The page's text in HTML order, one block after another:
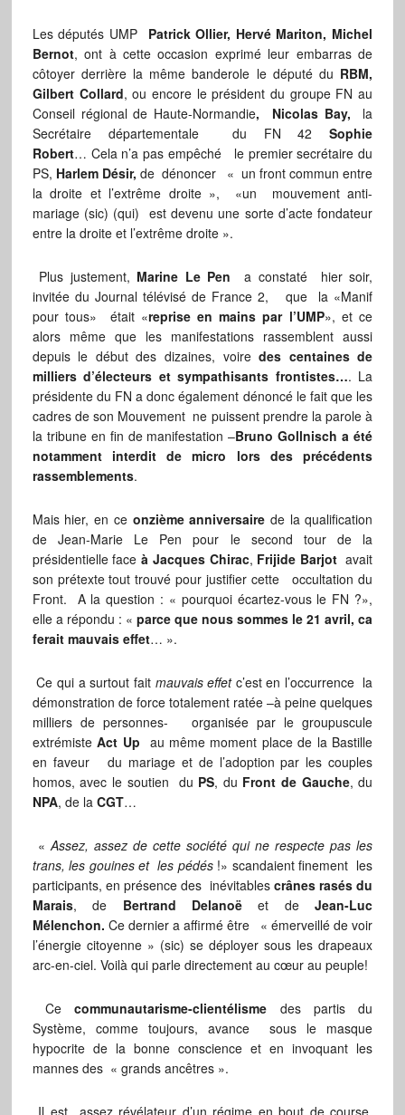
Les députés UMP Patrick Ollier, Hervé Mariton, Michel
Bernot, ont à cette occasion exprimé leur embarras de
côtoyer derrière la même banderole le député du RBM,
Gilbert Collard, ou encore le président du groupe FN au
Conseil régional de Haute-Normandie, Nicolas Bay,
la
Secrétaire départementale du FN 42Sophie
Robert… Cela n’a pas empêché le premier secrétaire du
PS, Harlem Désir, de dénoncer « un front commun entre
la droite et l’extrême droite », «un mouvement anti-
mariage (sic) (qui) est devenu une sorte d’acte fondateur
entre la droite et l’extrême droite ».
Plus justement, Marine Le Pen a constaté hier soir,
invitée du Journal télévisé de France 2, que la «Manif
pour tous» était «reprise en mains par l’UMP», et ce
alors même que les manifestations rassemblent aussi
depuis le début des dizaines, voiredes centaines de
milliers d’électeurs et sympathisants frontistes…. La
présidente du FN a donc également dénoncé le fait que les
cadres de son Mouvement ne puissent prendre la parole à
la tribune en fin de manifestation –Bruno Gollnisch a été
notamment interdit de micro lors des précédents
rassemblements.
Mais hier, en ce onzième anniversaire de la qualification
de Jean-Marie Le Pen pour le second tour de la
présidentielle faceà Jacques Chirac, Frijide Barjotavait
son prétexte tout trouvé pour justifier cette occultation du
Front. A la question : « pourquoi écartez-vous le FN ?»,
elle a répondu : « parce que nous sommes le 21 avril, ca
ferait mauvais effet… ».
Ce qui a surtout fait mauvais effetc’est en l’occurrence la
démonstration de force totalement ratée –à peine quelques
milliers de personnes- organisée par le groupuscule
extrémisteAct Up au même moment place de la Bastille
en faveur du mariage et de l’adoption par les couples
homos, avec le soutien du PS, du Front de Gauche, du
NPA, de la CGT…
« Assez, assez de cette société qui ne respecte pas les
trans, les gouines et les pédés!» scandaient finement les
participants, en présence des inévitablescrânes rasés du
Marais, de Bertrand Delanoë et deJean-Luc
Mélenchon. Ce dernier a affirmé être
« émerveillé de voir
l’énergie citoyenne » (sic) se déployer sous les drapeaux
arc-en-ciel. Voilà qui parle directement au cœur au peuple!
Cecommunautarisme-clientélisme des partis du
Système, comme toujours, avance sous le masque
hypocrite de la bonne conscience et en invoquant les
mannes des « grands ancêtres ».
Il est assez révélateur d’un régime en bout de course,